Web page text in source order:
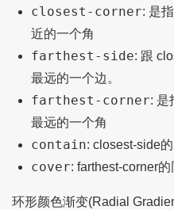
closest-corner: 是
近的一个角
farthest-side: 跟
最远的一个边。
farthest-corner: 是
最远的一个角
contain: closest-side
cover: farthest-corner的
环形颜色渐变(Radial